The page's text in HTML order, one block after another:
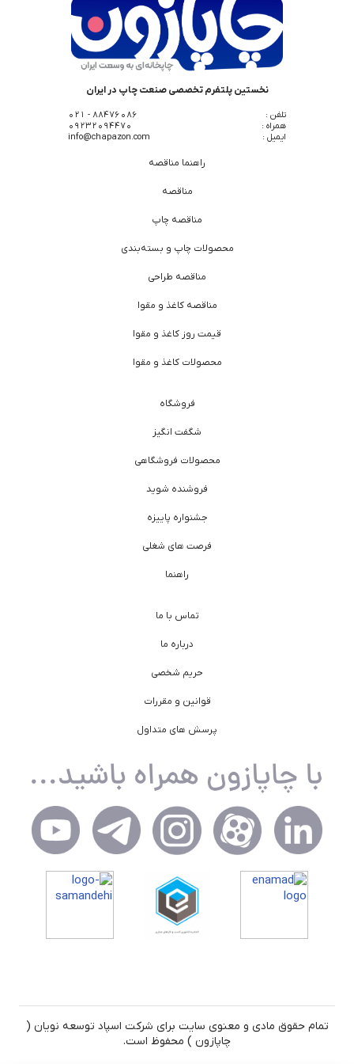
نخستین پلتفرم تخصصی صنعت چاپ در ایران
تلفن :
88476086 - 021
همراه :
09232094470
ایمیل :
info@chapazon.com
راهنما مناقصه
مناقصه
مناقصه چاپ
محصولات چاپ و بسته‌بندی
مناقصه طراحی
مناقصه کاغذ و مقوا
قیمت روز کاغذ و مقوا
محصولات کاغذ و مقوا
فروشگاه
شگفت انگیز
محصولات فروشگاهی
فروشنده شوید
جشنواره پاییزه
فرصت های شغلی
راهنما
تماس با ما
درباره ما
حریم شخصی
قوانین و مقررات
پرسش های متداول
تمام حقوق مادی و معنوی سایت برای شرکت اسپاد توسعه نویان (
چاپازون ) محفوظ است.